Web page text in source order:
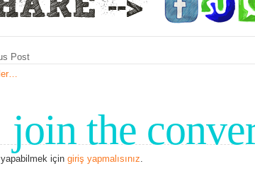
Post
join the
için giriş yapmalısınız.